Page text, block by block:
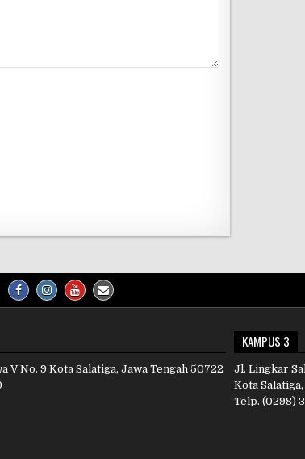
V No. 9 Kota Salatiga, Jawa Tengah 50722
KAMPUS 3
Jl. Lingkar
Kota
Telp. (0298)